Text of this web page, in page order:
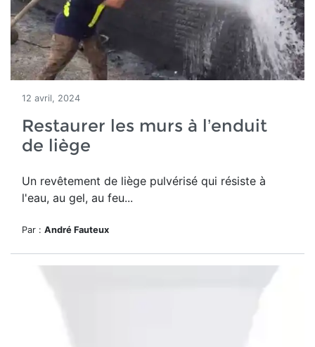
12 avril, 2024
Restaurer les murs à l’enduit
de liège
Un revêtement de liège pulvérisé qui résiste à
l'eau, au gel, au feu...
Par : André Fauteux